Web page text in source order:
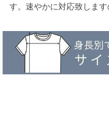
す。速やかに対応致します